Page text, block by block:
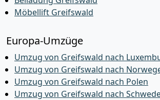
Möbellift Greifswald
Europa-Umzüge
Umzug von Greifswald nach
Umzug von Greifswald nach
Umzug von Greifswald nach Polen
Umzug von Greifswald nach